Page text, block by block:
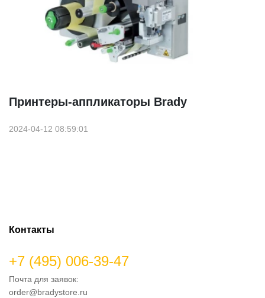
Принтеры-аппликаторы Brady
2024-04-12 08:59:01
Контакты
+7 (495) 006-39-47
Почта для заявок:
order@bradystore.ru